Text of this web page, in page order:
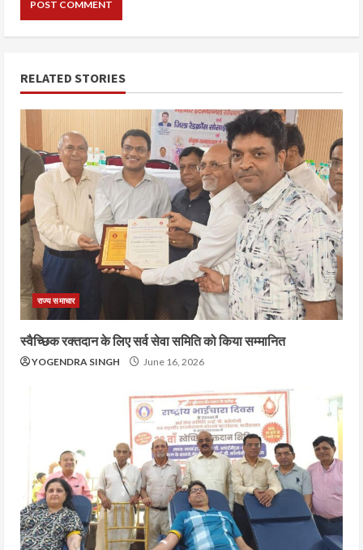
RELATED STORIES
राज्य समाचार
स्वैच्छिक रक्तदान के लिए सर्व सेवा समिति को किया सम्मानित
YOGENDRA SINGH June 16, 2026